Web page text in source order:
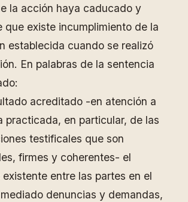
la acción haya caducado y
que existe incumplimiento de la
establecida cuando se realizó
En palabras de la sentencia
acreditado -en atención a
practicada, en particular, de las
testificales que son
firmes y coherentes- el
entre las partes en el
denuncias y demandas,